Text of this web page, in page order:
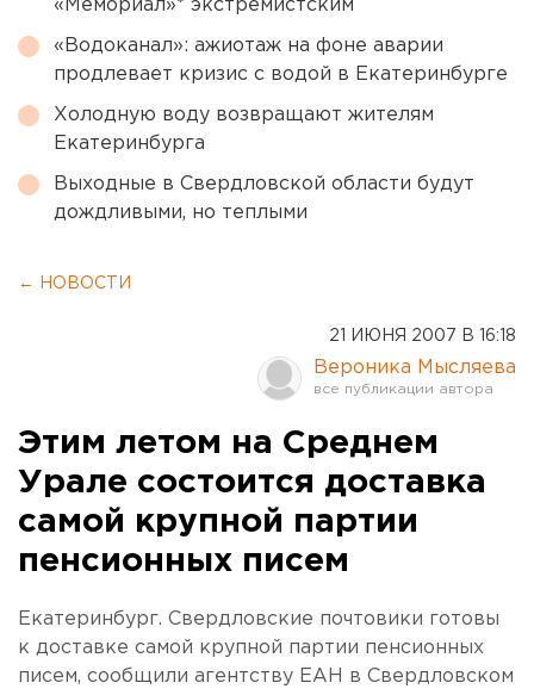
«Мемориал»* экстремистским
«Водоканал»: ажиотаж на фоне аварии
продлевает кризис с водой в Екатеринбурге
Холодную воду возвращают жителям
Екатеринбурга
Выходные в Свердловской области будут
дождливыми, но теплыми
← НОВОСТИ
21 ИЮНЯ 2007 В 16:18
Вероника Мысляева
Этим летом на Среднем
Урале состоится доставка
самой крупной партии
пенсионных писем
Екатеринбург. Свердловские почтовики готовы
к доставке самой крупной партии пенсионных
писем, сообщили агентству ЕАН в Свердловском